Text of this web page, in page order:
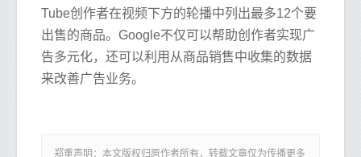
Tube创作者在视频下方的轮播中列出最多12个要
出售的商品。Google不仅可以帮助创作者实现广
告多元化，还可以利用从商品销售中收集的数据
来改善广告业务。
郑重声明：本文版权归原作者所有，转载文章仅为传播更多